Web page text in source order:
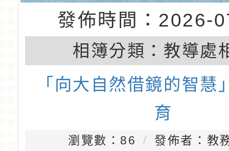
發佈時間：2026-
相簿分類： 教導處
「向大自然借鏡的智慧
育
瀏覽數：86 發佈者：教